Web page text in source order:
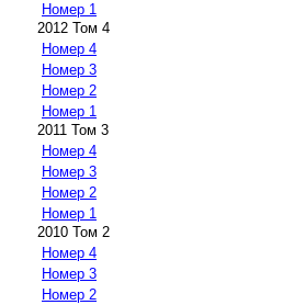
Номер 1
2012 Том 4
Номер 4
Номер 3
Номер 2
Номер 1
2011 Том 3
Номер 4
Номер 3
Номер 2
Номер 1
2010 Том 2
Номер 4
Номер 3
Номер 2